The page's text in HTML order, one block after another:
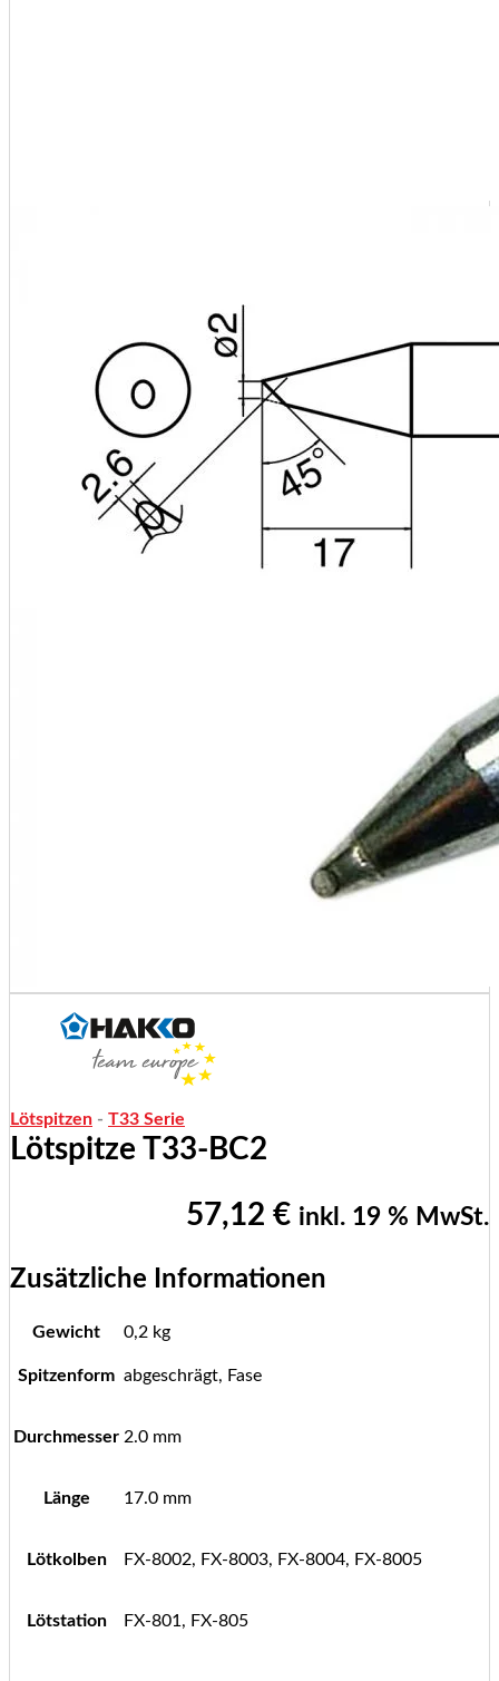
Lötspitzen - T33 Serie
Lötspitze T33-BC2
57,12 € inkl. 19 % MwSt.
Zusätzliche Informationen
Gewicht 0,2 kg
Spitzenform abgeschrägt, Fase
Durchmesser 2.0 mm
Länge 17.0 mm
Lötkolben FX-8002, FX-8003, FX-8004, FX-8005
Lötstation FX-801, FX-805